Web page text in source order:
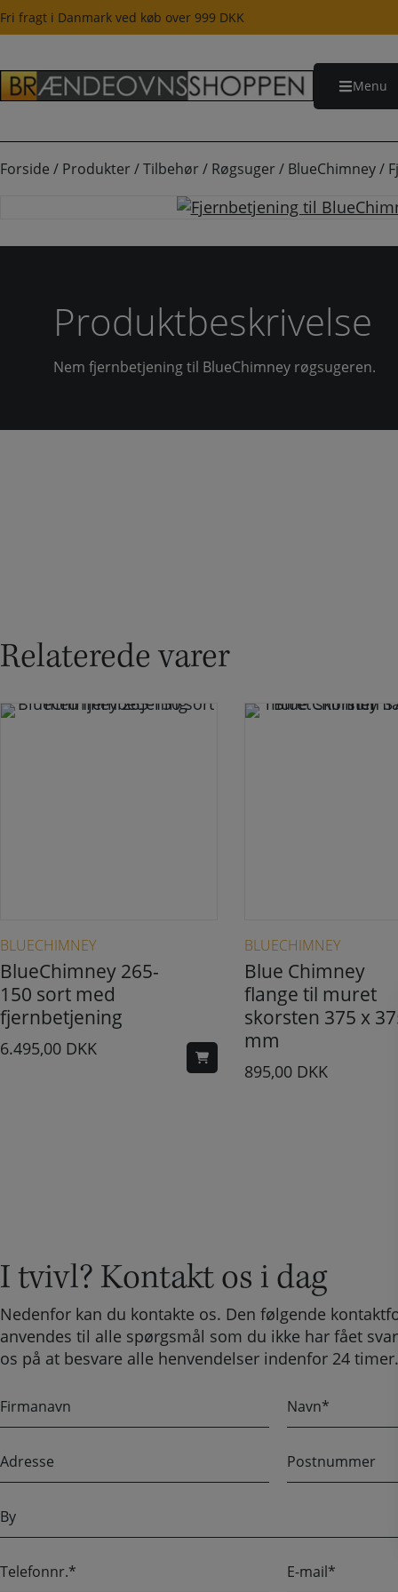
Hop
til
Fri fragt i Danmark ved køb over 999 DKK
Menu
Forside / Produkter/Tilbehør/ Røgsuger/ BlueChimney/
Produktbeskrivelse
Nem fjernbetjening til BlueChimney røgsugeren.
Relaterede varer
BLUECHIMNEY
BlueChimney 265-
150 sort med
fjernbetjening
6.495,00 DKK
BLUECHIMNEY
Blue Chimney
flange til muret
skorsten 375 x
mm
895,00 DKK
I tvivl? Kontakt os i dag
Nedenfor kan du kontakte os. Den følgende
anvendes til alle spørgsmål som du ikke har fået
os på at besvare alle henvendelser indenfor 24 timer.
i
m
a
n
a
n
a
n
d
e
s
s
e
o
n
u
m
y
e
-